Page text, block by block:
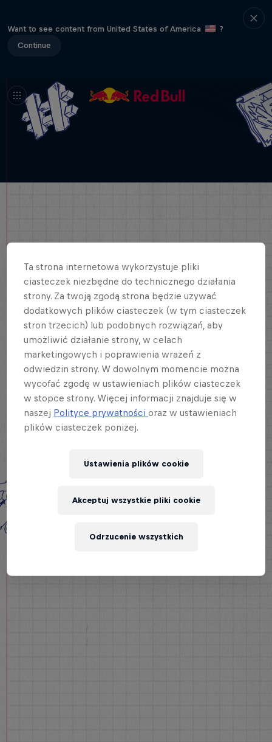
Want to see content from United States of America
?
Continue
Ta strona internetowa wykorzystuje pliki
ciasteczek niezbędne do technicznego działania
strony. Za twoją zgodą strona będzie używać
dodatkowych plików ciasteczek (w tym ciasteczek
stron trzecich) lub podobnych rozwiązań, aby
umożliwić działanie strony, w celach
marketingowych i poprawienia wrażeń z
odwiedzin strony. W dowolnym momencie można
wycofać zgodę w ustawieniach plików ciasteczek
w stopce strony. Więcej informacji znajduje się w
naszej Polityce prywatnościoraz w ustawieniach
plików ciasteczek poniżej.
Ustawienia plików cookie
Odrzucenie wszystkich
Akceptuj wszystkie pliki cookie